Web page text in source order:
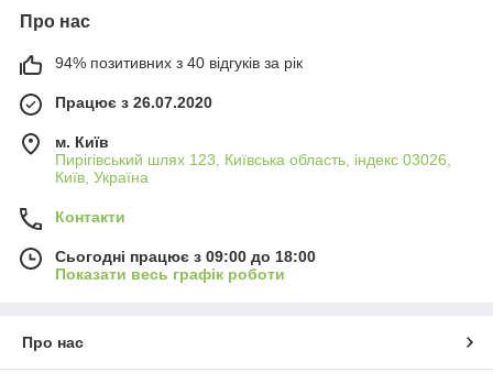
Про нас
94% позитивних з 40 відгуків за рік
Працює з 26.07.2020
м. Київ
Пирігівський шлях 123, Київська область, індекс 03026,
Київ, Україна
Контакти
Сьогодні працює з 09:00 до 18:00
Показати весь графік роботи
Про нас